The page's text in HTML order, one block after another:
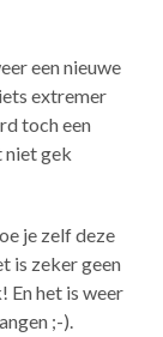
een nieuwe
extremer
toch een
niet gek
je zelf deze
is zeker geen
En het is weer
;-).